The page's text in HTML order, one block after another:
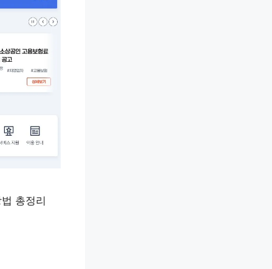
총정리